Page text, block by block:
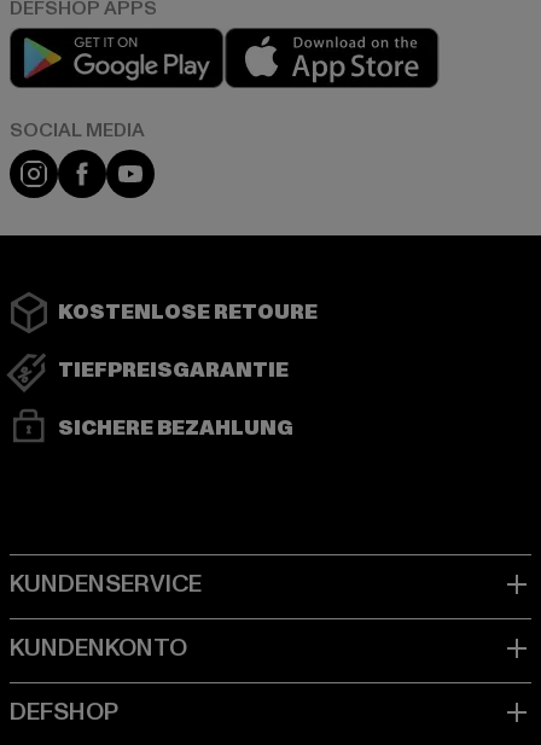
Play market
Instagram
FacebookYouTube
KOSTENLOSE RETOURE
TIEFPREISGARANTIE
SICHERE BEZAHLUNG